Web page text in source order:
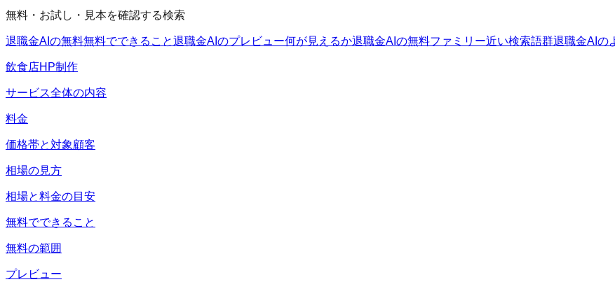
無料・お試し・見本を確認する検索
退職金AIの無料無料でできること退職金AIのプレビュー何が見えるか退職金AIの無料ファミリー近い検索語群退職金AIの
飲食店HP制作
サービス全体の内容
料金
価格帯と対象顧客
相場の見方
相場と料金の目安
無料でできること
無料の範囲
プレビュー